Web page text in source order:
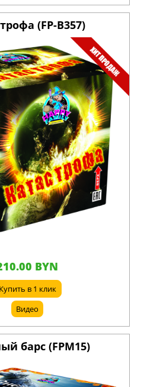
(FP-B357)
BYN
Купить в 1 клик
Видео
барс (FPM15)